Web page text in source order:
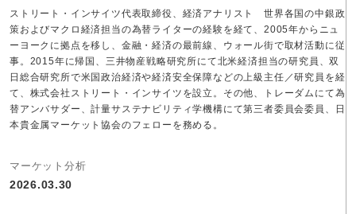
ストリート・インサイツ代表取締役、経済アナリスト 世界各国の中銀政
策およびマクロ経済担当の為替ライターの経験を経て、2005年からニュ
ーヨークに拠点を移し、金融・経済の最前線、ウォール街で取材活動に従
事。2015年に帰国、三井物産戦略研究所にて北米経済担当の研究員、双
日総合研究所で米国政治経済や経済安全保障などの上級主任／研究員を経
て、株式会社ストリート・インサイツを設立。その他、トレーダムにて為
替アンバサダー、計量サステナビリティ学機構にて第三者委員会委員、日
本貴金属マーケット協会のフェローを務める。
マーケット分析
2026.03.30